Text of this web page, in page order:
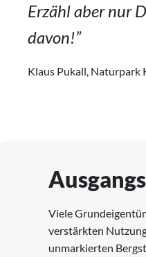
Erzähl aber nur
davon!”
Klaus Pukall, Naturpark
Viele
verstärkten
unmarkierten